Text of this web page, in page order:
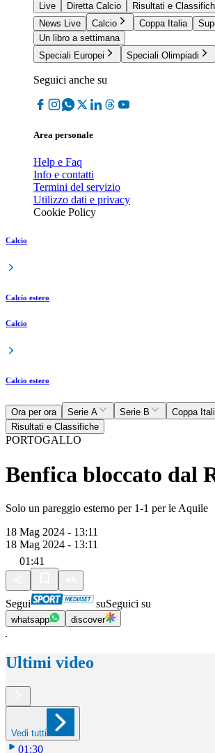
Live
Diretta Calcio
Risultati e
News Live
Calcio Coppa Italia
Un libro a settimana
Speciali Europei
Speciali Olimpiadi
Seguici anche su
Area personale
Help e Faq
Info e contatti
Termini del servizio
Utilizzo dati e privacy
Cookie Policy
Calcio
Calcio estero
Calcio
Calcio estero
Ora per ora Serie A Serie B Coppa
Risultati e Classifiche
PORTOGALLO
Benfica bloccato dal
Solo un pareggio esterno per 1-1 per le Aquile
18 Mag 2024 - 13:11
18 Mag 2024 - 13:11
01:41
Segui suSeguici su
whatsapp discover
Ultimi video
Vedi tutti
01:30